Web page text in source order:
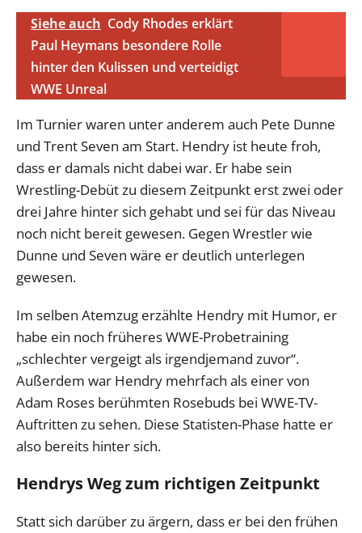
Siehe auch Cody Rhodes erklärt
Paul Heymans besondere Rolle
hinter den Kulissen und verteidigt
WWE Unreal
Im Turnier waren unter anderem auch Pete Dunne
und Trent Seven am Start. Hendry ist heute froh,
dass er damals nicht dabei war. Er habe sein
Wrestling-Debüt zu diesem Zeitpunkt erst zwei oder
drei Jahre hinter sich gehabt und sei für das Niveau
noch nicht bereit gewesen. Gegen Wrestler wie
Dunne und Seven wäre er deutlich unterlegen
gewesen.
Im selben Atemzug erzählte Hendry mit Humor, er
habe ein noch früheres WWE-Probetraining
„schlechter vergeigt als irgendjemand zuvor“.
Außerdem war Hendry mehrfach als einer von
Adam Roses berühmten Rosebuds bei WWE-TV-
Auftritten zu sehen. Diese Statisten-Phase hatte er
also bereits hinter sich.
Hendrys Weg zum richtigen Zeitpunkt
Statt sich darüber zu ärgern, dass er bei den frühen